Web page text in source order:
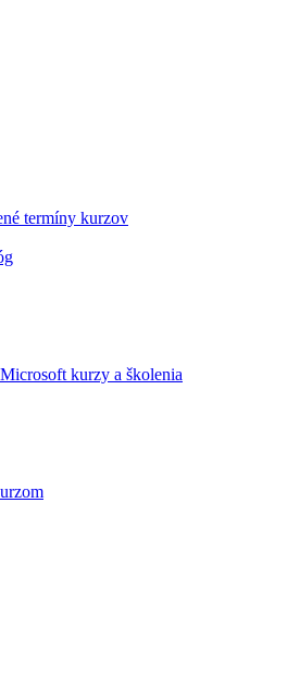
termíny kurzov
kurzy a školenia